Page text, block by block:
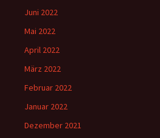
Juni 2022
Mai 2022
April 2022
März 2022
Februar 2022
Januar 2022
Dezember 2021